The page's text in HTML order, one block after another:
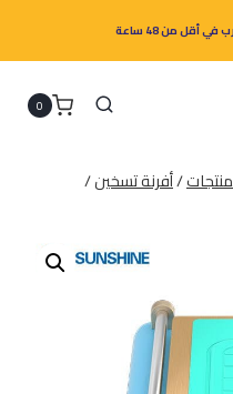
أقل من 48 ساعة
0
/أفرنة تسخين/